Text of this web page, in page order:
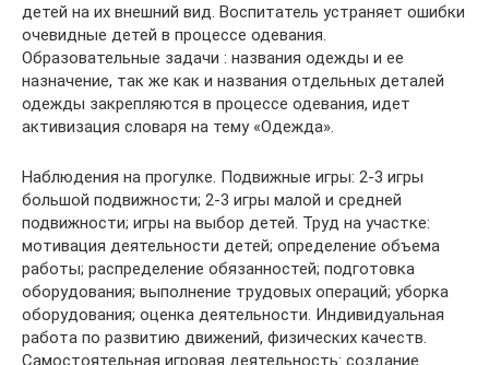
детей на их внешний вид. Воспитатель устраняет ошибки
очевидные детей в процессе одевания.
Образовательные задачи : названия одежды и ее
назначение, так же как и названия отдельных деталей
одежды закрепляются в процессе одевания, идет
активизация словаря на тему «Одежда».
Наблюдения на прогулке. Подвижные игры: 2-3 игры
большой подвижности; 2-3 игры малой и средней
подвижности; игры на выбор детей. Труд на участке:
мотивация деятельности детей; определение объема
работы; распределение обязанностей; подготовка
оборудования; выполнение трудовых операций; уборка
оборудования; оценка деятельности. Индивидуальная
работа по развитию движений, физических качеств.
Самостоятельная игровая деятельность: создание